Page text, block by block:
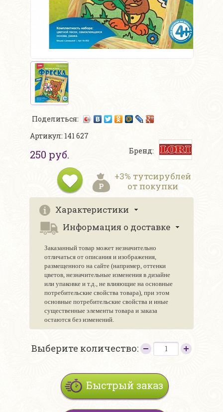
Поделиться:
Артикул: 141 627
250 руб. Бренд:
+3% тутсирублей
от покупки
Характеристики
Информация о доставке
Заказанный товар может незначительно
отличаться от описания и изображения,
размещенного на сайте (например, оттенки
цветов, незначительные изменения в дизайне
или упаковке и т.д., не влияющие на основные
потребительские свойства товара), при этом
основные потребительские свойства и иные
существенные элементы товара и заказа
остаются без изменений.
Выберите количество:
Быстрый заказ